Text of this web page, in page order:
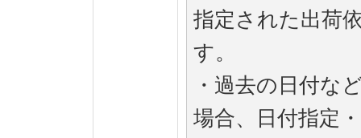
指定された出荷
す。
・過去の日付な
場合、日付指定